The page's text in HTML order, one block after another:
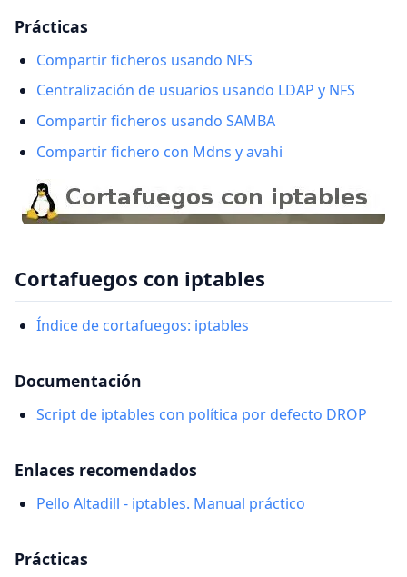
Prácticas
Compartir ficheros usando NFS
Centralización de usuarios usando LDAP y NFS
Compartir ficheros usando SAMBA
Compartir fichero con Mdns y avahi
Cortafuegos con iptables
Índice de cortafuegos: iptables
Documentación
Script de iptables con política por defecto DROP
Enlaces recomendados
Pello Altadill - iptables. Manual práctico
Prácticas